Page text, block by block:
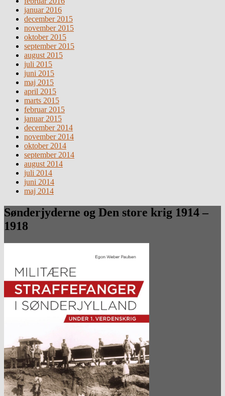
januar 2016
december 2015
november 2015
oktober 2015
september 2015
august 2015
juli 2015
juni 2015
maj 2015
april 2015
marts 2015
februar 2015
januar 2015
december 2014
november 2014
oktober 2014
september 2014
august 2014
juli 2014
juni 2014
maj 2014
Sønderjyderne og Den store krig 1914 –
1918